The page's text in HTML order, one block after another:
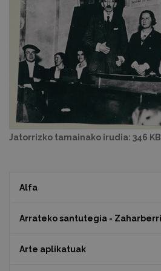
Jatorrizko tamainako irudia: 346 KB
Alfa
Arrateko santutegia -
Arte aplikatuak